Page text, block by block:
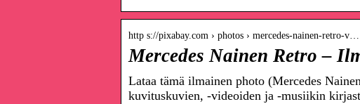
http s://pixabay.com › photos › mercedes-nainen-retro-v…
Mercedes Nainen Retro –
Lataa tämä ilmainen photo (Mercedes
kuvituskuvien, -videoiden ja -musiikin